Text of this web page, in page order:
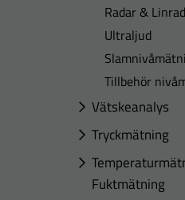
Radar &
Ultraljud
Tillbehör
Vätskeanalys
Tryckmätning
Fuktmätning